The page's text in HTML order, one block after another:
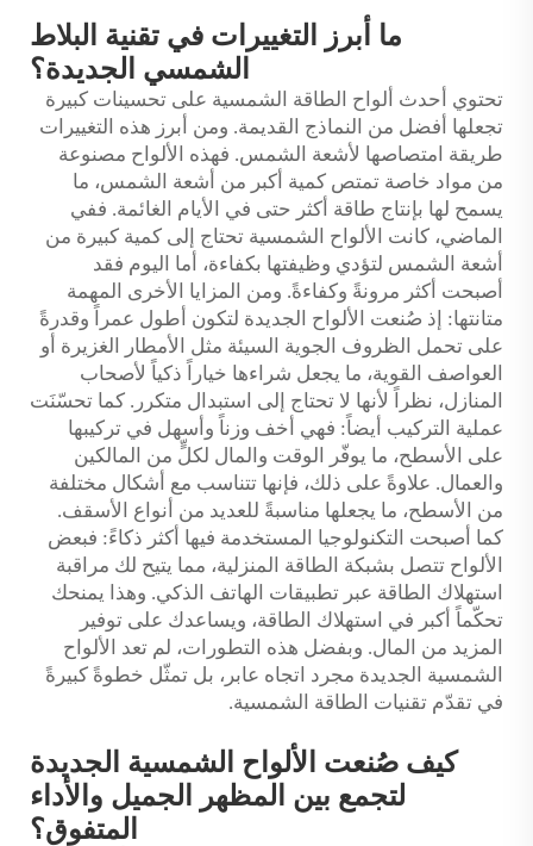
ما أبرز التغييرات في تقنية البلاط
الشمسي الجديدة؟
تحتوي أحدث ألواح الطاقة الشمسية على تحسينات كبيرة
تجعلها أفضل من النماذج القديمة. ومن أبرز هذه التغييرات
طريقة امتصاصها لأشعة الشمس. فهذه الألواح مصنوعة
من مواد خاصة تمتص كمية أكبر من أشعة الشمس، ما
يسمح لها بإنتاج طاقة أكثر حتى في الأيام الغائمة. ففي
الماضي، كانت الألواح الشمسية تحتاج إلى كمية كبيرة من
أشعة الشمس لتؤدي وظيفتها بكفاءة، أما اليوم فقد
أصبحت أكثر مرونةً وكفاءةً. ومن المزايا الأخرى المهمة
متانتها: إذ صُنعت الألواح الجديدة لتكون أطول عمراً وقدرةً
على تحمل الظروف الجوية السيئة مثل الأمطار الغزيرة أو
العواصف القوية، ما يجعل شراءها خياراً ذكياً لأصحاب
المنازل، نظراً لأنها لا تحتاج إلى استبدال متكرر. كما تحسّنَت
عملية التركيب أيضاً: فهي أخف وزناً وأسهل في تركيبها
على الأسطح، ما يوفّر الوقت والمال لكلٍّ من المالكين
والعمال. علاوةً على ذلك، فإنها تتناسب مع أشكال مختلفة
من الأسطح، ما يجعلها مناسبةً للعديد من أنواع الأسقف.
كما أصبحت التكنولوجيا المستخدمة فيها أكثر ذكاءً: فبعض
الألواح تتصل بشبكة الطاقة المنزلية، مما يتيح لك مراقبة
استهلاك الطاقة عبر تطبيقات الهاتف الذكي. وهذا يمنحك
تحكّماً أكبر في استهلاك الطاقة، ويساعدك على توفير
المزيد من المال. وبفضل هذه التطورات، لم تعد الألواح
الشمسية الجديدة مجرد اتجاه عابر، بل تمثّل خطوةً كبيرةً
في تقدّم تقنيات الطاقة الشمسية.
كيف صُنعت الألواح الشمسية الجديدة
لتجمع بين المظهر الجميل والأداء
المتفوق؟